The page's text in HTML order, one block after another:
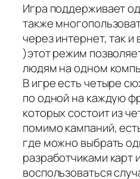
Игра поддерживает
также
через интернет, так
)этот режим
людям на одном
В игре есть четыре
по одной на каждую
которых состоит из
помимо кампаний,
где можно выбрать
разработчиками карт
воспользоваться